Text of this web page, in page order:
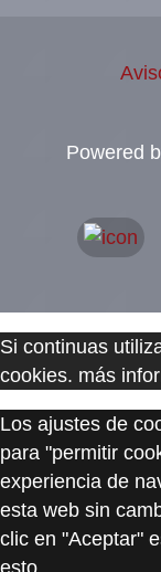
Powered
Si continuas
cookies. más
Los ajustes de
para "permitir
experiencia de
esta web sin
clic en "Aceptar"
esto.